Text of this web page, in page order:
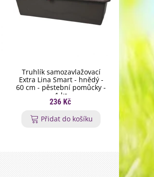
Truhlík samozavlažovací
Extra Lina Smart - hnědý -
60 cm - pěstební pomůcky -
1 ks
236 Kč
Přidat do košíku
Zdravá
proti